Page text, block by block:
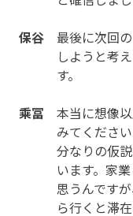
保谷 最後に次回
しようと考
す。
乘冨 本当に想像
みてくださ
分なりの仮
います。家
思うんです
ら行くと滞